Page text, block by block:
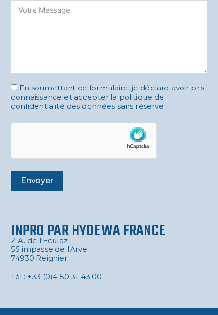
En soumettant ce formulaire, je déclare avoir pris
connaissance et accepter la politique de
confidentialité des données sans réserve
Envoyer
INPRO PAR HYDEWA FRANCE
Z.A. de l'Eculaz
55 impasse de l'Arve
74930 Reignier
Tél : +33 (0)4 50 31 43 00